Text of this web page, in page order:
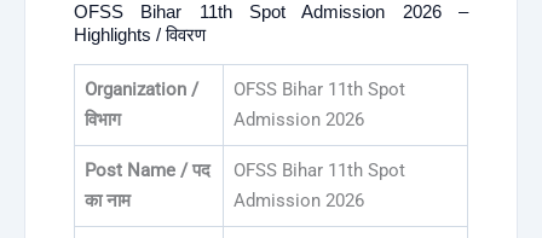
OFSS Bihar 11th Spot Admission 2026 –
Highlights / विवरण
Organization /
विभाग
OFSS Bihar 11th Spot
Admission 2026
Post Name / पद
का नाम
OFSS Bihar 11th Spot
Admission 2026